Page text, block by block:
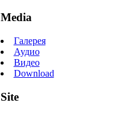
Media
Галерея
Аудио
Видео
Download
Site